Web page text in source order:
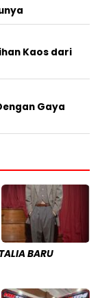
Kaos dari
Gaya
BARU